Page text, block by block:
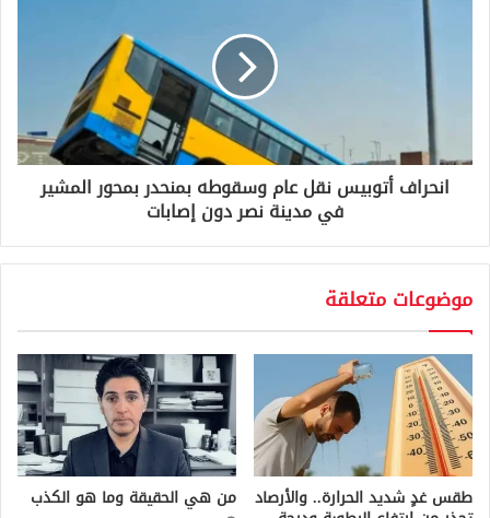
انحراف أتوبيس نقل عام وسقوطه بمنحدر بمحور المشير
في مدينة نصر دون إصابات
موضوعات متعلقة
طقس غدٍ شديد الحرارة.. والأرصاد من هي الحقيقة وما هو الكذب